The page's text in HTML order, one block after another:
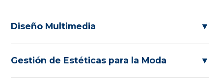
Diseño Multimedia ▼
Gestión de Estéticas para la Moda ▼